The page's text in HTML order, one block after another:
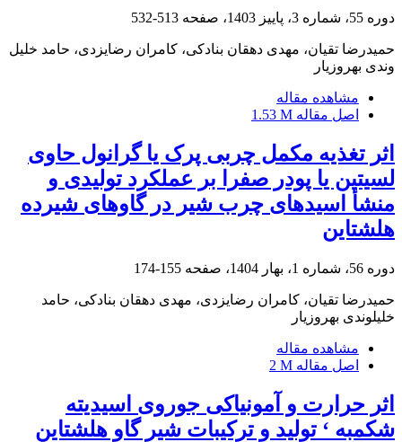
دوره 55، شماره 3، پاییز 1403، صفحه 513-532
حمیدرضا تقیان، مهدی دهقان بنادکی، کامران رضایزدی، حامد خلیل
وندی بهروزیار
مشاهده مقاله
اصل مقاله 1.53 M
اثر تغذیه مکمل‌ چربی پرک یا گرانول حاوی
لسیتین یا پودر صفرا بر عملکرد تولیدی و
منشأ اسیدهای چرب شیر در گاوهای شیرده
هلشتاین
دوره 56، شماره 1، بهار 1404، صفحه 155-174
حمیدرضا تقیان، کامران رضایزدی، مهدی دهقان بنادکی، حامد
خلیلوندی بهروزیار
مشاهده مقاله
اصل مقاله 2 M
اثر حرارت و آمونیاکی جوروی اسیدیته
شکمبه ‘ تولید و ترکیبات شیر گاو هلشتاین